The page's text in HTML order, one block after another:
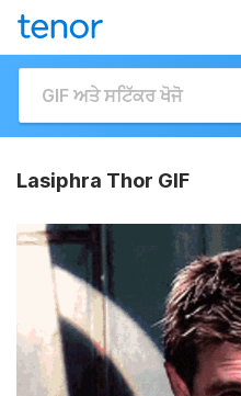
Lasiphra Thor GIF